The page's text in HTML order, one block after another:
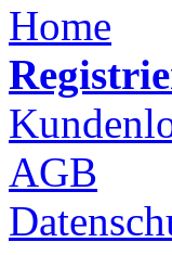
Home
AGB